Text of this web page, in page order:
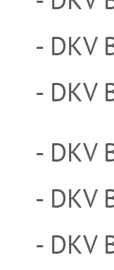
- DKV
- DKV
- DKV
- DKV
- DKV